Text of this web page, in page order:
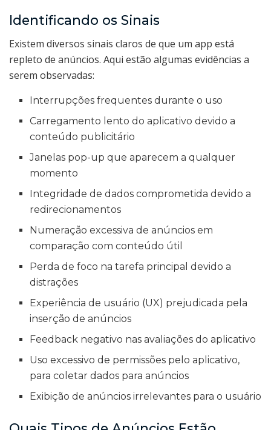
Identificando os Sinais
Existem diversos sinais claros de que um app está
repleto de anúncios. Aqui estão algumas evidências a
serem observadas:
Interrupções frequentes durante o uso
Carregamento lento do aplicativo devido a
conteúdo publicitário
Janelas pop-up que aparecem a qualquer
momento
Integridade de dados comprometida devido a
redirecionamentos
Numeração excessiva de anúncios em
comparação com conteúdo útil
Perda de foco na tarefa principal devido a
distrações
Experiência de usuário (UX) prejudicada pela
inserção de anúncios
Feedback negativo nas avaliações do aplicativo
Uso excessivo de permissões pelo aplicativo,
para coletar dados para anúncios
Exibição de anúncios irrelevantes para o usuário